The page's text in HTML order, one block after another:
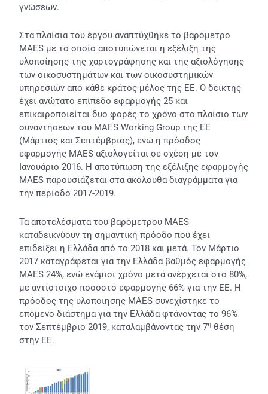
γνώσεων.
Στα πλαίσια του έργου αναπτύχθηκε το βαρόμετρο
MAES με το οποίο αποτυπώνεται η εξέλιξη της
υλοποίησης της χαρτογράφησης και της αξιολόγησης
των οικοσυστημάτων και των οικοσυστημικών
υπηρεσιών από κάθε κράτος-μέλος της ΕΕ. Ο δείκτης
έχει ανώτατο επίπεδο εφαρμογής 25 και
επικαιροποιείται δυο φορές το χρόνο στο πλαίσιο των
συναντήσεων του MAES Working Group της ΕΕ
(Μάρτιος και Σεπτέμβριος), ενώ η πρόοδος
εφαρμογής MAES αξιολογείται σε σχέση με τον
Ιανουάριο 2016. Η αποτύπωση της εξέλιξης εφαρμογής
MAES παρουσιάζεται στα ακόλουθα διαγράμματα για
την περίοδο 2017-2019.
Τα αποτελέσματα του βαρόμετρου MAES
καταδεικνύουν τη σημαντική πρόοδο που έχει
επιδείξει η Ελλάδα από το 2018 και μετά. Τον Μάρτιο
2017 καταγράφεται για την Ελλάδα βαθμός εφαρμογής
MAES 24%, ενώ ενάμισι χρόνο μετά ανέρχεται στο 80%,
με αντίστοιχο ποσοστό εφαρμογής 66% για την ΕΕ. Η
πρόοδος της υλοποίησης MAES συνεχίστηκε το
επόμενο διάστημα για την Ελλάδα φτάνοντας το 96%
τον Σεπτέμβριο 2019, καταλαμβάνοντας την 7η θέση
στην ΕΕ.